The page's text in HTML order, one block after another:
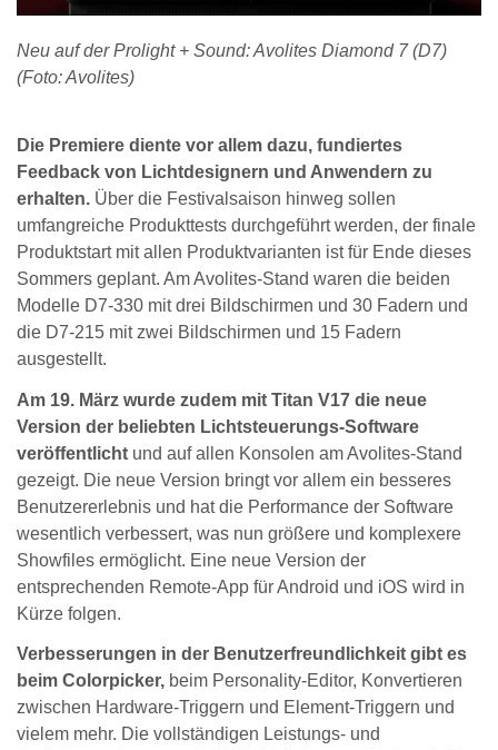
Neu auf der Prolight + Sound: Avolites Diamond 7 (D7)
(Foto: Avolites)
Die Premiere diente vor allem dazu, fundiertes
Feedback von Lichtdesignern und Anwendern zu
erhalten. Über die Festivalsaison hinweg sollen
umfangreiche Produkttests durchgeführt werden, der finale
Produktstart mit allen Produktvarianten ist für Ende dieses
Sommers geplant. Am Avolites-Stand waren die beiden
Modelle D7-330 mit drei Bildschirmen und 30 Fadern und
die D7-215 mit zwei Bildschirmen und 15 Fadern
ausgestellt.
Am 19. März wurde zudem mit Titan V17 die neue
Version der beliebten Lichtsteuerungs-Software
veröffentlicht und auf allen Konsolen am Avolites-Stand
gezeigt. Die neue Version bringt vor allem ein besseres
Benutzererlebnis und hat die Performance der Software
wesentlich verbessert, was nun größere und komplexere
Showfiles ermöglicht. Eine neue Version der
entsprechenden Remote-App für Android und iOS wird in
Kürze folgen.
Verbesserungen in der Benutzerfreundlichkeit gibt es
beim Colorpicker, beim Personality-Editor, Konvertieren
zwischen Hardware-Triggern und Element-Triggern und
vielem mehr. Die vollständigen Leistungs- und